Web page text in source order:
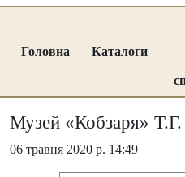
Головна Каталоги
Музей «Кобзаря»
06 травня 2020 р. 14:49